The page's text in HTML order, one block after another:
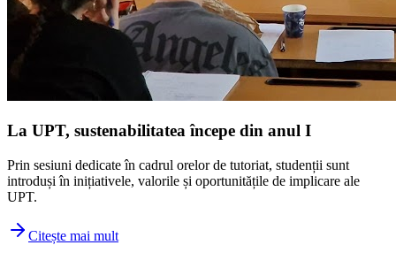
La UPT, sustenabilitatea începe din anul I
Prin sesiuni dedicate în cadrul orelor de tutoriat, studenții sunt
introduși în inițiativele, valorile și oportunitățile de implicare ale
UPT.
Citește mai mult